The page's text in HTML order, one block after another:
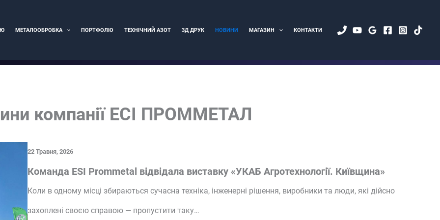
МЕТАЛООБРОБКА ПОРТФОЛІО ТЕХНІЧНИЙ АЗОТ 3Д ДРУК НОВИНИ МАГАЗИН КОНТАКТИ
компанії ЕСІ ПРОММЕТАЛ
22 Травня, 2026
Команда ESI Prommetal відвідала виставку «УКАБ Агротехнології. Київщина»
Коли в одному місці збираються сучасна техніка, інженерні рішення, виробники та люди, які дійсно
захоплені своєю справою — пропустити таку…